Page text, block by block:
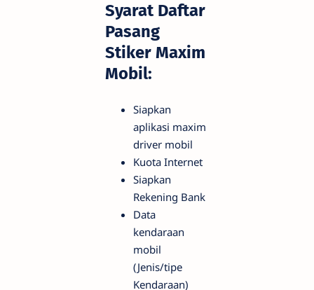
Syarat Daftar
Pasang
Stiker Maxim
Mobil:
Siapkan
aplikasi maxim
driver mobil
Kuota Internet
Siapkan
Rekening Bank
Data
kendaraan
mobil
(Jenis/tipe
Kendaraan)